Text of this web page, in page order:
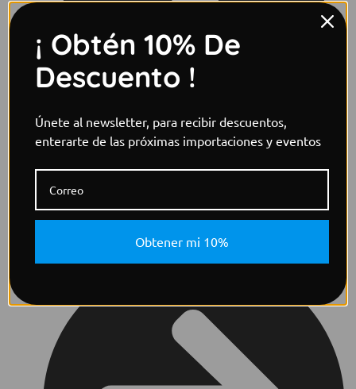
¡ Obtén 10% De
Descuento !
Únete al newsletter, para recibir descuentos,
enterarte de las próximas importaciones y eventos
Obtener mi 10%